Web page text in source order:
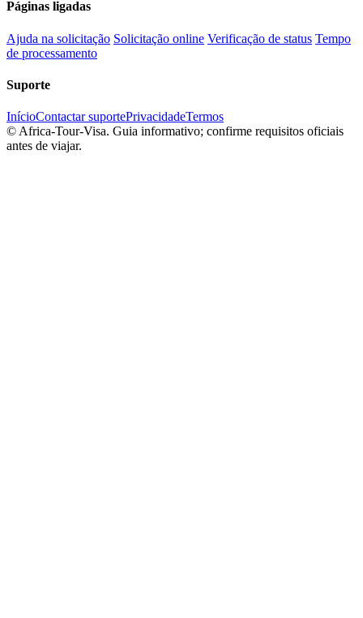
Páginas ligadas
Ajuda na solicitação Solicitação online Verificação de status Tempo
de processamento
Suporte
InícioContactar suportePrivacidadeTermos
© Africa-Tour-Visa. Guia informativo; confirme requisitos oficiais
antes de viajar.